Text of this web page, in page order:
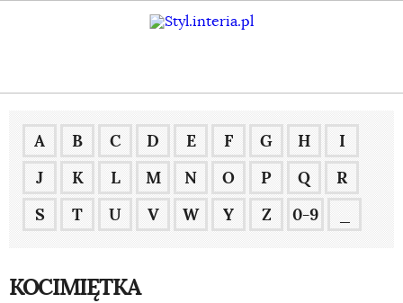
A B C D E F G H
I
J
K L M N O P Q
R
S
T U V W Y Z 0-9
KOCIMIĘTKA